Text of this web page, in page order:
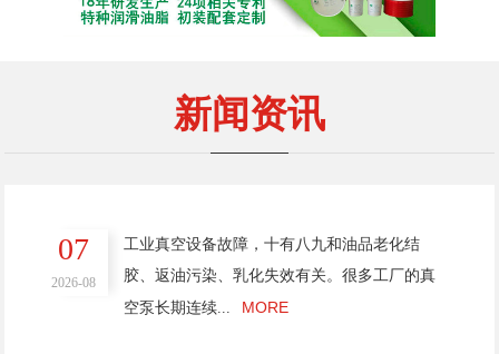
新闻资讯
07
2026-08
工业真空设备故障，十有八九和油品老化结
胶、返油污染、乳化失效有关。很多工厂的真
空泵长期连续...
MORE